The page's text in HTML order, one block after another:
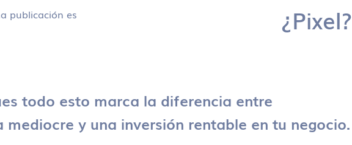
publicación es
¿Pixel?
todo esto marca la diferencia entre
mediocre y una inversión rentable en tu negocio.